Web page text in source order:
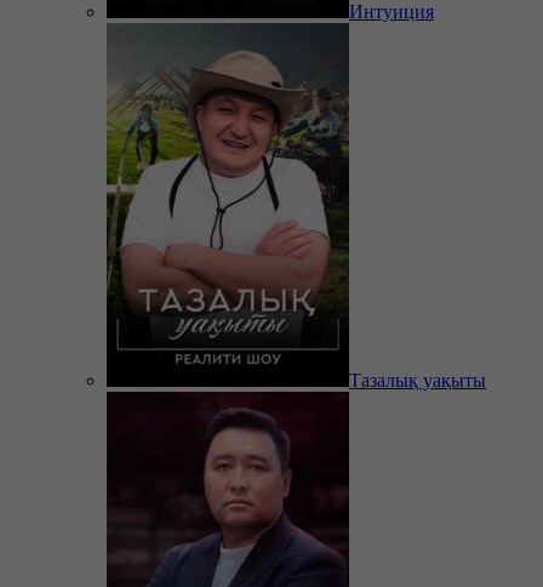
Интуиция
Тазалық уақыты